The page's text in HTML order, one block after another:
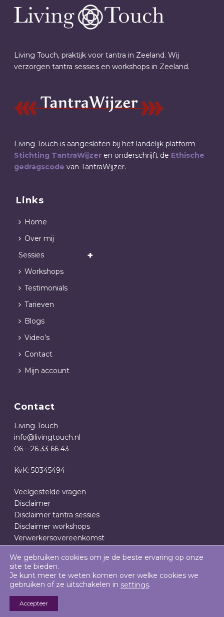
Living Touch, praktijk voor tantra in Zeeland. Wij
verzorgen tantra sessies en workshops in Zeeland.
Living Touch is aangesloten bij het landelijk platform
Stichting TantraWijzer en onderschrijft de Ethische
gedragscode van TantraWijzer.
Links
Home
Over mij
Sessies
Workshops
Testimonials
Tarieven
Blogs
Video’s
Contact
Mijn account
Contact
Living Touch
info@livingtouch.nl
06 – 26 33 66 43
KvK: 50345494
Veelgestelde vragen
Disclaimer
Disclaimer tantra sessies
Disclaimer workshops
Verwerkersovereenkomst
Algemene Voorwaarden
We gebruiken cookies om je de beste ervaring op onze
site te bieden.
Je kunt meer te weten komen over welke cookies we
gebruiken of ze uitschakelen in settings.
Accepteer